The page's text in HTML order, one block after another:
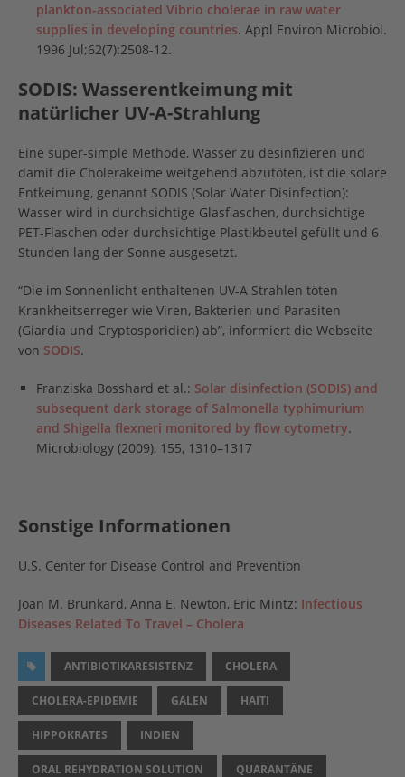
plankton-associated Vibrio cholerae in raw water
supplies in developing countries. Appl Environ Microbiol.
1996 Jul;62(7):2508-12.
SODIS: Wasserentkeimung mit
natürlicher UV-A-Strahlung
Eine super-simple Methode, Wasser zu desinfizieren und
damit die Cholerakeime weitgehend abzutöten, ist die solare
Entkeimung, genannt SODIS (Solar Water Disinfection):
Wasser wird in durchsichtige Glasflaschen, durchsichtige
PET-Flaschen oder durchsichtige Plastikbeutel gefüllt und 6
Stunden lang der Sonne ausgesetzt.
“Die im Sonnenlicht enthaltenen UV-A Strahlen töten
Krankheitserreger wie Viren, Bakterien und Parasiten
(Giardia und Cryptosporidien) ab”, informiert die Webseite
von SODIS.
Franziska Bosshard et al.: Solar disinfection (SODIS) and
subsequent dark storage of Salmonella typhimurium
and Shigella flexneri monitored by flow cytometry.
Microbiology (2009), 155, 1310–1317
Sonstige Informationen
U.S. Center for Disease Control and Prevention
Joan M. Brunkard, Anna E. Newton, Eric Mintz: Infectious
Diseases Related To Travel – Cholera
ANTIBIOTIKARESISTENZ CHOLERA
CHOLERA-EPIDEMIE GALEN HAITI
HIPPOKRATES INDIEN
ORAL REHYDRATION SOLUTION QUARANTÄNE